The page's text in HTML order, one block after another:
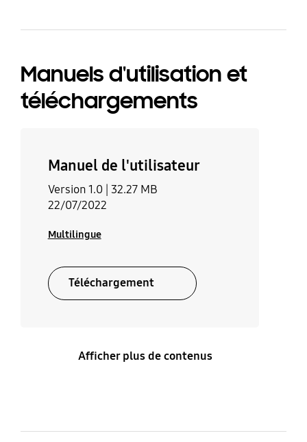
Manuels d'utilisation et
téléchargements
Manuel de l'utilisateur
Version 1.0 | 32.27 MB
22/07/2022
Multilingue
Téléchargement
Afficher plus de contenus